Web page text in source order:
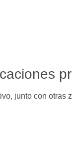
junto con otras